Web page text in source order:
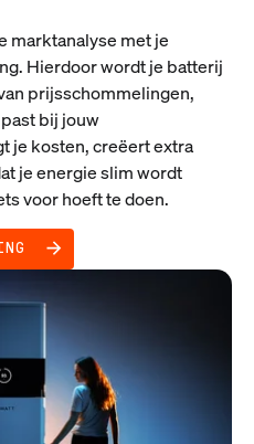
marktanalyse met je
Hierdoor wordt je batterij
prijsschommelingen,
bij jouw
je kosten, creëert extra
je energie slim wordt
voor hoeft te doen.